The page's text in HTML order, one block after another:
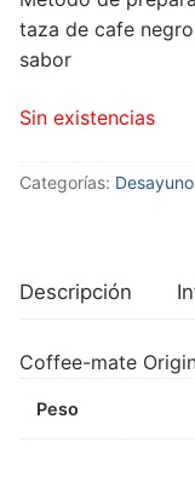
taza de cafe
sabor
Sin existencias
Categorías:
Descripción
Coffee-mate
Peso